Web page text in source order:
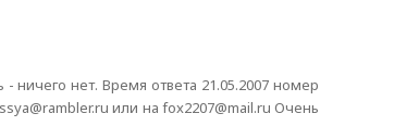
ничего нет. Время ответа 21.05.2007 номер
или на fox2207@mail.ru Очень